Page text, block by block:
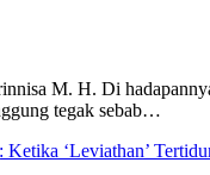
M. H. Di
tegak sebab…
Ketika ‘Leviathan’